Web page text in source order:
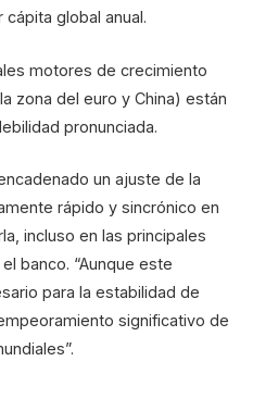
global anual.
motores de crecimiento
zona del euro y China) están
pronunciada.
un ajuste de la
rápido y sincrónico en
incluso en las principales
banco. “Aunque este
para la estabilidad de
significativo de